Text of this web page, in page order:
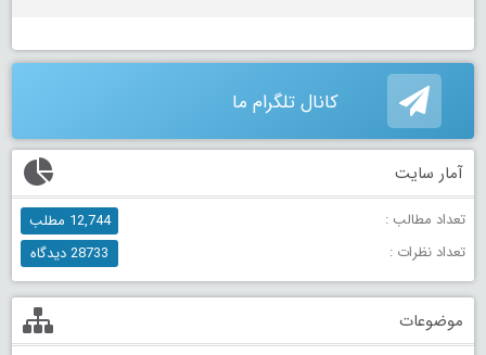
کانال تلگرام ما
آمار سایت
تعداد مطالب :
12,744 مطلب
تعداد نظرات :
28733 دیدگاه
موضوعات